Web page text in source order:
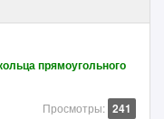
прямоугольного
Просмотры: 241